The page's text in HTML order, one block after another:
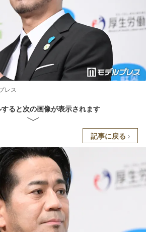
レス
ると次の画像が表示されます
記事に戻る